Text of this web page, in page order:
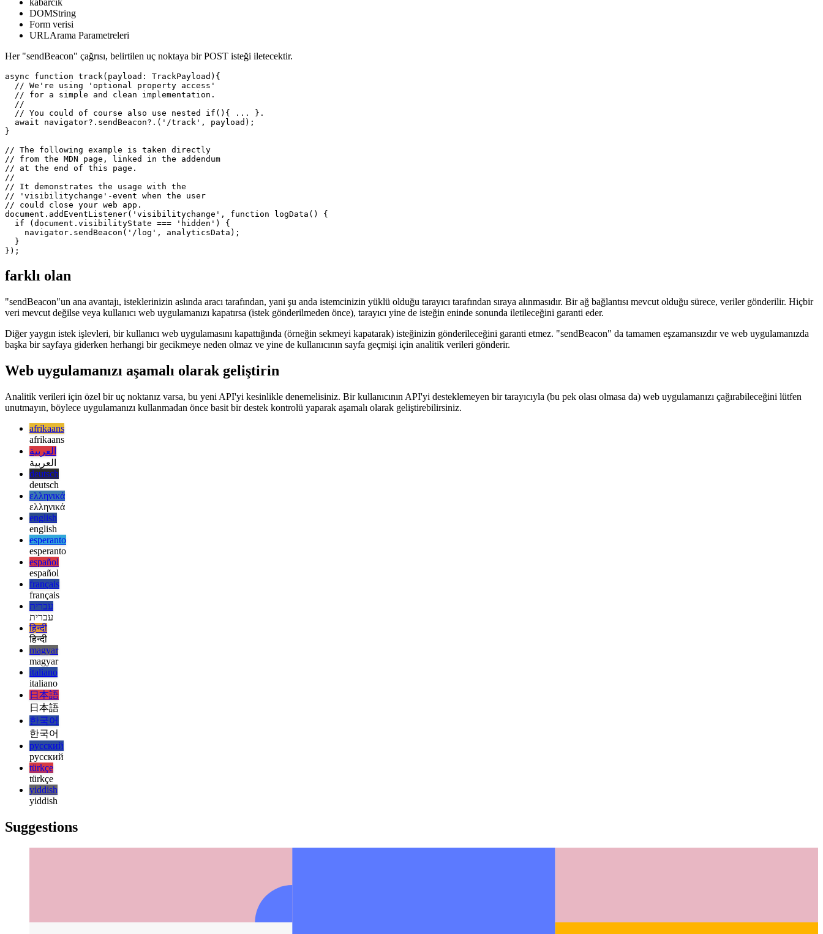
Dizi Tamponu
ArrayBufferView
kabarcık
Form verisi
URLArama Parametreleri
Her "sendBeacon" çağrısı, belirtilen uç noktaya bir POST isteği iletecektir.
async function track(payload: TrackPayload){
  // We're using 'optional property access'
  // for a simple and clean implementation.
  // You could of course also use nested if(){ ... }.
  await navigator?.sendBeacon?.('/track', payload);
}
// The following example is taken directly
// from the MDN page, linked in the addendum
// at the end of this page.
//
// It demonstrates the usage with the
// 'visibilitychange'-event when the user
// could close your web app.
document.addEventListener('visibilitychange', function logData() {
  if (document.visibilityState === 'hidden') {
  }
farklı olan
"sendBeacon"un ana avantajı, isteklerinizin aslında aracı tarafından, yani şu anda istemcinizin yüklü olduğu tarayıcı tarafından sıraya alınmasıdır. Bir ağ bağlantısı mevcut olduğu sürece, veriler gönderilir. Hiçbir
veri mevcut değilse veya kullanıcı web uygulamanızı kapatırsa (istek gönderilmeden önce), tarayıcı yine de isteğin eninde sonunda iletileceğini garanti eder.
Diğer yaygın istek işlevleri, bir kullanıcı web uygulamasını kapattığında (örneğin sekmeyi kapatarak) isteğinizin gönderileceğini garanti etmez. "sendBeacon" da tamamen eşzamansızdır ve web uygulamanızda
başka bir sayfaya giderken herhangi bir gecikmeye neden olmaz ve yine de kullanıcının sayfa geçmişi için analitik verileri gönderir.
Web uygulamanızı aşamalı olarak geliştirin
Analitik verileri için özel bir uç noktanız varsa, bu yeni API'yi kesinlikle denemelisiniz. Bir kullanıcının API'yi desteklemeyen bir tarayıcıyla (bu pek olası olmasa da) web uygulamanızı çağırabileceğini lütfen
unutmayın, böylece uygulamanızı kullanmadan önce basit bir destek kontrolü yaparak aşamalı olarak geliştirebilirsiniz.
afrikaans
afrikaans
العربية
العربية
deutsch
deutsch
ελληνικά
ελληνικά
english
english
esperanto
esperanto
español
español
français
français
עברית
עברית
हिन्दी
हिन्दी
magyar
magyar
italiano
italiano
日本語
日本語
한국어
한국어
русский
русский
türkçe
yiddish
yiddish